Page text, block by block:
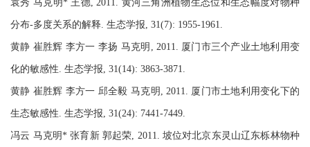
袁秀 马克明* 王德, 2011. 黄河三角洲植物生态位和生态幅度对物种
分布-多度关系的解释. 生态学报, 31(7): 1955-1961.
黄静 崔胜辉 李方一 李扬 马克明, 2011. 厦门市三个产业土地利用变
化的敏感性. 生态学报, 31(14): 3863-3871.
黄静 崔胜辉 李方一 邱全毅 马克明, 2011. 厦门市土地利用变化下的
生态敏感性. 生态学报, 31(24): 7441-7449.
冯云 马克明* 张育新 郭起荣, 2011. 坡位对北京东灵山辽东栎林物种